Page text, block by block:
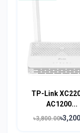
TP-Link
AC1200...
৳3,800.00